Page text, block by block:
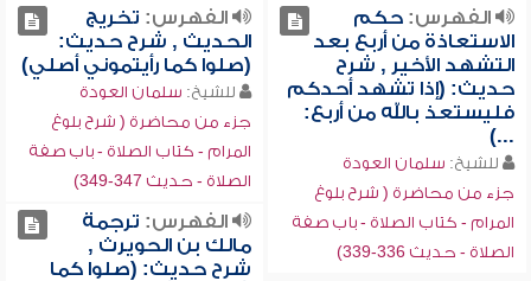
الفهرس:حكم
الاستعاذة من أربع بعد
التشهد الأخير , شرح
حديث: (إذا تشهد أحدكم
فليستعذ بالله من أربع:
...)
للشيخ: سلمان العودة
جزء من محاضرة ( شرح بلوغ
المرام - كتاب الصلاة - باب صفة
الصلاة - حديث 336-339)
الفهرس: تخريج
الحديث , شرح حديث:
(صلوا كما رأيتموني أصلي)
للشيخ: سلمان العودة
جزء من محاضرة ( شرح بلوغ
المرام - كتاب الصلاة - باب صفة
الصلاة - حديث 347-349)
الفهرس: ترجمة
مالك بن الحويرث ,
شرح حديث: (صلوا كما